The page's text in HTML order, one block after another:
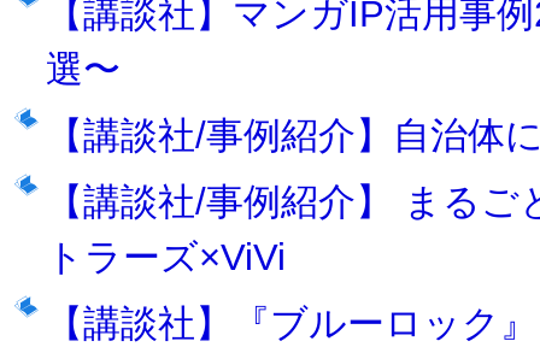
【講談社】マンガIP活用事
選〜
【講談社/事例紹介】自治
【講談社/事例紹介】 まる
トラーズ×ViVi
【講談社】『ブルーロック